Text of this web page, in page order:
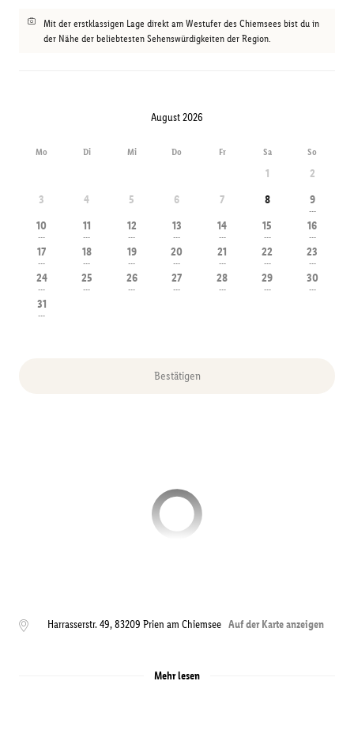
Mit der erstklassigen Lage direkt am Westufer des Chiemsees bist du in
der Nähe der beliebtesten Sehenswürdigkeiten der Region.
August 2026
Mo Di Mi Do Fr Sa So
1
2
3
4 5 6 7 8 9
---
10
---
11
---
12
---
13
---
14
---
15
---
16
---
17
---
18
---
19
---
20
---
21
---
22
---
23
---
24
---
25
---
26
---
27
---
28
---
29
---
30
---
31
---
Bestätigen
Harrasserstr. 49,83209 Prien am Chiemsee Auf der Karte anzeigen
Mehr lesen